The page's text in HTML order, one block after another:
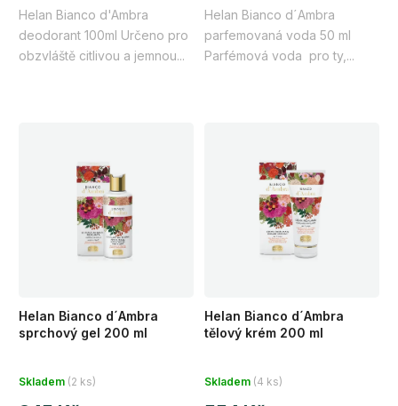
5
hvězdiček.
Helan Bianco d'Ambra
deodorant 100ml Určeno pro
obzvláště citlivou a jemnou...
5
hvězdiček.
Helan Bianco d´Ambra
parfemovaná voda 50 ml
Parfémová voda pro ty,...
Helan Bianco d´Ambra
sprchový gel 200 ml
hodnocení
Skladem (2 ks)
Helan Bianco d´Ambra
tělový krém 200 ml
hodnocení
Skladem (4 ks)